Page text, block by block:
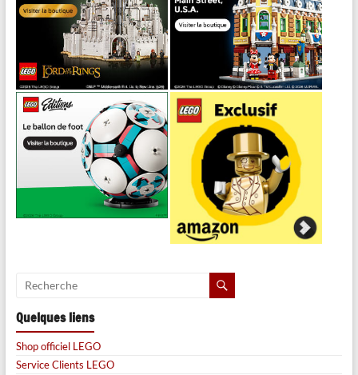
Quelques liens
Shop officiel LEGO
Service Clients LEGO